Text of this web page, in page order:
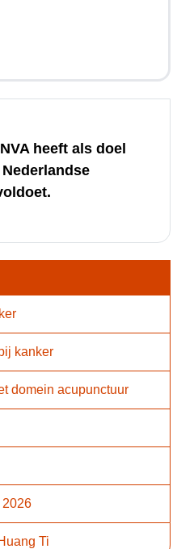
heeft als doel
kanker
domein acupunctuur
2026
Ti